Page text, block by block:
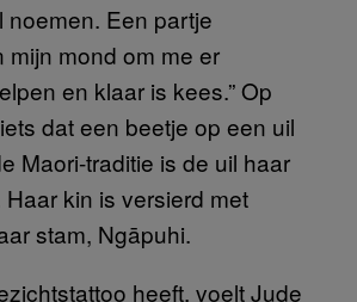
Een partje
mijn mond om me er
en klaar is kees.” Op
dat een beetje op een uil
Maori-traditie is de uil haar
kin is versierd met
stam, Ngāpuhi.
heeft, voelt Jude